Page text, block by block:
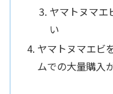
ヤマトヌマエ
い
ヤマトヌマエビ
ムでの大量購入